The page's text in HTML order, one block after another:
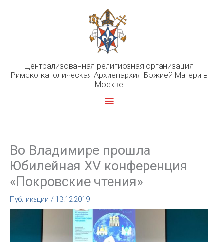
Централизованная религиозная организация
Римско-католическая Архиепархия Божией Матери в
Москве
Главное
Во Владимире прошла
Юбилейная XV конференция
«Покровские чтения»
Публикации / 13.12.2019